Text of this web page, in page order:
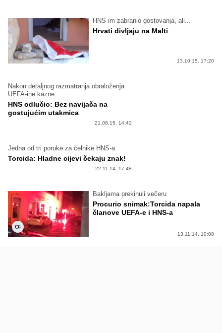
HNS im zabranio gostovanja, ali...
Hrvati divljaju na Malti
13.10.15. 17:20
Nakon detaljnog razmatranja obraloženja
UEFA-ine kazne
HNS odlučio: Bez navijača na
gostujućim utakmica
21.08.15. 14:42
Jedna od tri poruke za čelnike HNS-a
Torcida: Hladne cijevi čekaju znak!
22.11.14. 17:48
Bakljama prekinuli večeru
Procurio snimak:Torcida napala
članove UEFA-e i HNS-a
13.11.14. 10:08